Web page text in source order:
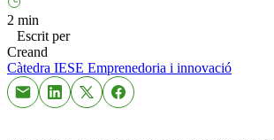
2 min
Escrit per
Creand
Càtedra IESE Emprenedoria i innovació